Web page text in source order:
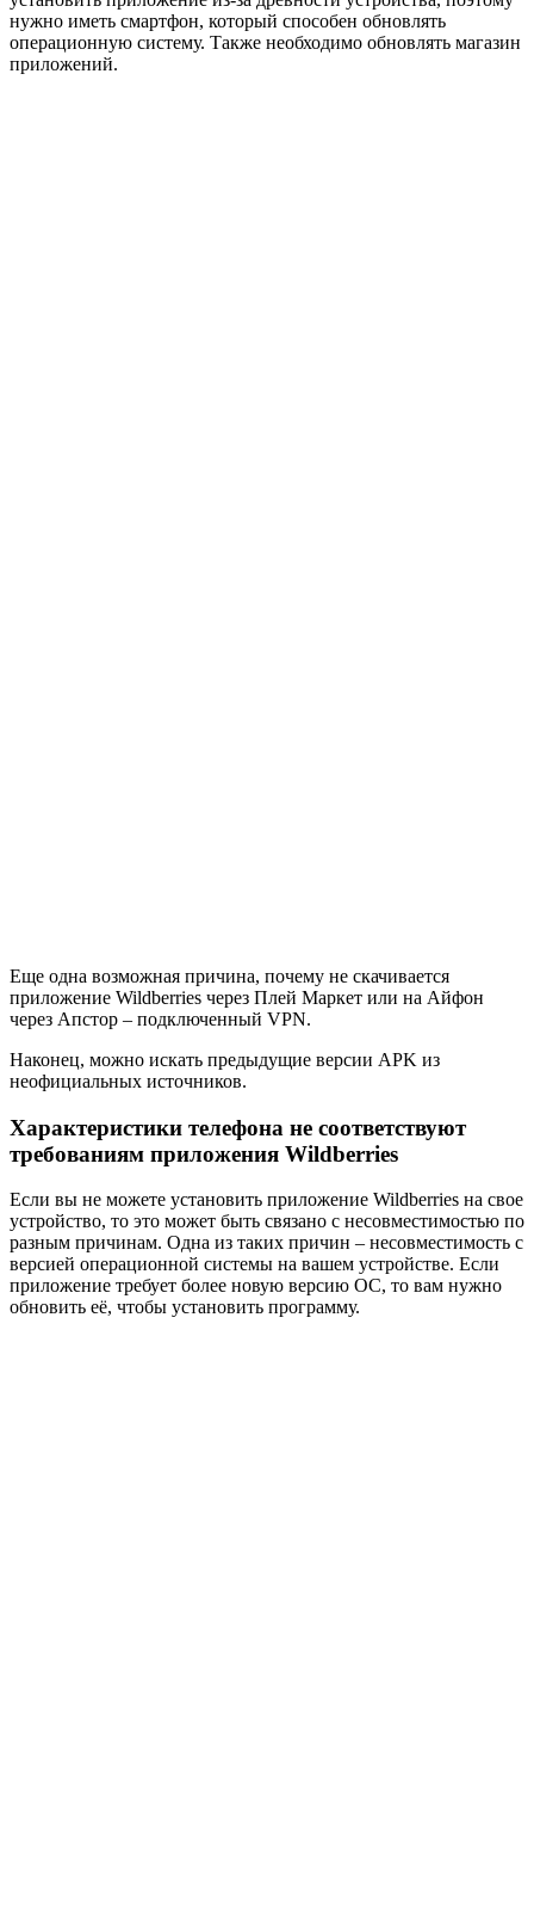
нужно иметь смартфон, который способен обновлять
операционную систему. Также необходимо обновлять магазин
приложений.
Еще одна возможная причина, почему не скачивается
приложение Wildberries через Плей Маркет или на Айфон
через Апстор – подключенный VPN.
Наконец, можно искать предыдущие версии APK из
неофициальных источников.
Характеристики телефона не соответствуют
требованиям приложения Wildberries
Если вы не можете установить приложение Wildberries на свое
устройство, то это может быть связано с несовместимостью по
разным причинам. Одна из таких причин – несовместимость с
версией операционной системы на вашем устройстве. Если
приложение требует более новую версию ОС, то вам нужно
обновить её, чтобы установить программу.